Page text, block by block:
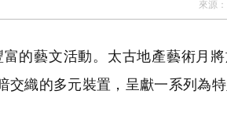
來源：
的藝文活動。太古地產藝術月將
交織的多元裝置，呈獻一系列為